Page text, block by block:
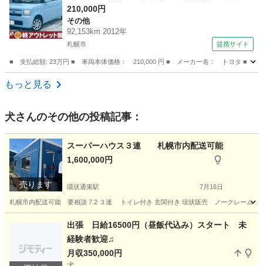
ュスタート， タイミングチェーン， スマート
キー （検9.1）
210,000円
その他
92,153km 2012年
札幌市 提携サイト
■ 支払総額: 23万円 ■ 車両本体価格： 210,000 円 ■ メーカー名： トヨタ ■
北海道 札幌市
もっと見る
犬さんのその他の投稿記事：
売ります
スーパーハウス３連 札幌市内配送可能
1,600,000円
環状通東駅 7月16日
札幌市内配送可能 要相談 7.2 ３連 トイレ付き 玄関付き 現状販売 ノークレーム 現
環状通東駅 その他
出張 日給16500円（昼飯代込み）スタート 未
経験者歓迎♫
月収350,000円